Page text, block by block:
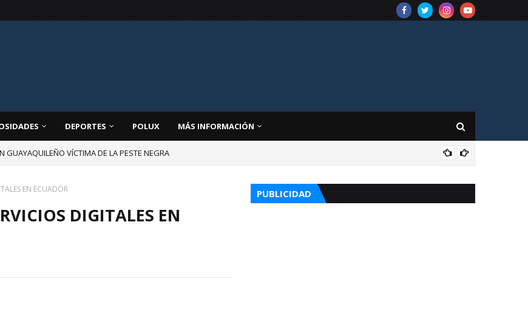
DEPORTES POLUX MÁS INFORMACIÓN
GUAYAQUILEÑO VÍCTIMA DE LA PESTE NEGRA
EN ECUADOR
DIGITALES EN
PUBLICIDAD